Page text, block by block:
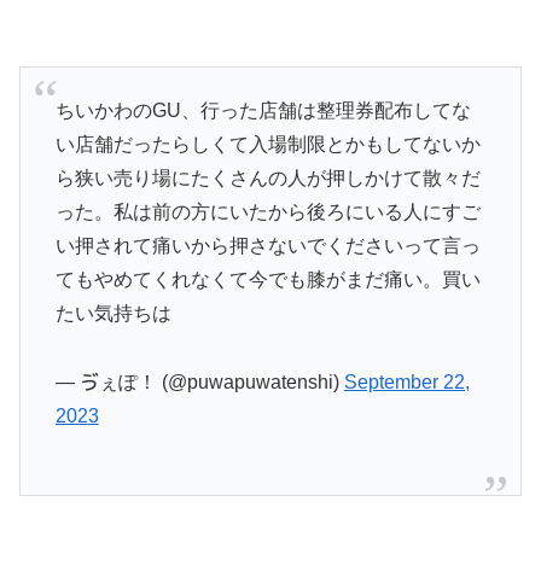
ちいかわのGU、行った店舗は整理券配布してな
い店舗だったらしくて入場制限とかもしてないか
ら狭い売り場にたくさんの人が押しかけて散々だ
った。私は前の方にいたから後ろにいる人にすご
い押されて痛いから押さないでくださいって言っ
てもやめてくれなくて今でも膝がまだ痛い。買い
たい気持ちは
— ゔぇぽ！ (@puwapuwatenshi) September 22,
2023